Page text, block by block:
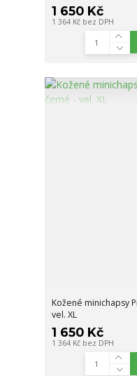
1 650 Kč
1 364 Kč bez DPH
Kožené minichapsy
vel. XL
1 650 Kč
1 364 Kč bez DPH